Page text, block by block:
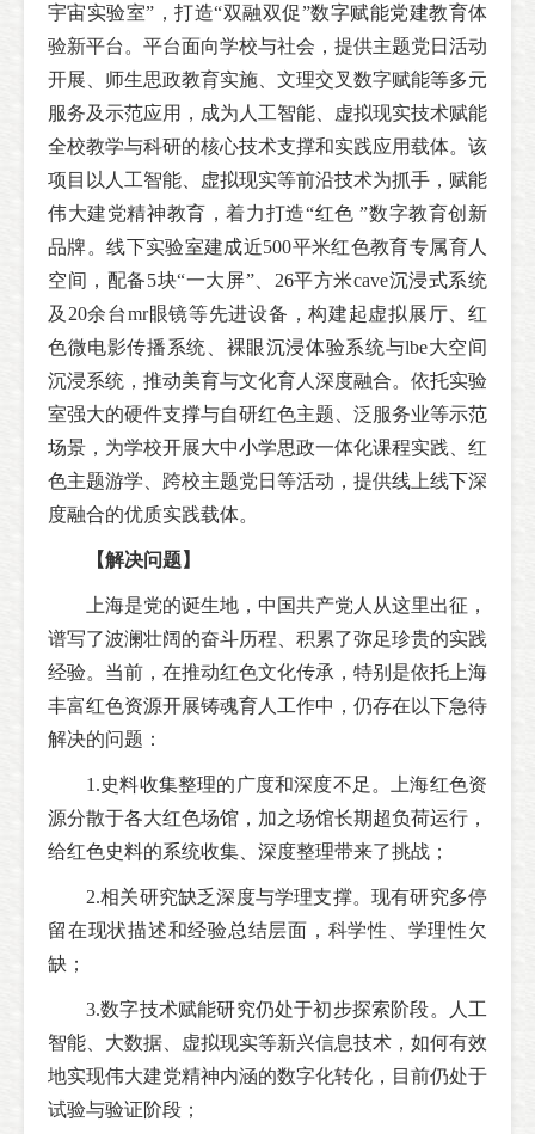
宇宙实验室”，打造“双融双促”数字赋能党建教育体
验新平台。平台面向学校与社会，提供主题党日活动
开展、师生思政教育实施、文理交叉数字赋能等多元
服务及示范应用，成为人工智能、虚拟现实技术赋能
全校教学与科研的核心技术支撑和实践应用载体。该
项目以人工智能、虚拟现实等前沿技术为抓手，赋能
伟大建党精神教育，着力打造“红色 ”数字教育创新
品牌。线下实验室建成近500平米红色教育专属育人
空间，配备5块“一大屏”、26平方米cave沉浸式系统
及20余台mr眼镜等先进设备，构建起虚拟展厅、红
色微电影传播系统、裸眼沉浸体验系统与lbe大空间
沉浸系统，推动美育与文化育人深度融合。依托实验
室强大的硬件支撑与自研红色主题、泛服务业等示范
场景，为学校开展大中小学思政一体化课程实践、红
色主题游学、跨校主题党日等活动，提供线上线下深
度融合的优质实践载体。
【解决问题】
上海是党的诞生地，中国共产党人从这里出征，
谱写了波澜壮阔的奋斗历程、积累了弥足珍贵的实践
经验。当前，在推动红色文化传承，特别是依托上海
丰富红色资源开展铸魂育人工作中，仍存在以下急待
解决的问题：
1.史料收集整理的广度和深度不足。上海红色资
源分散于各大红色场馆，加之场馆长期超负荷运行，
给红色史料的系统收集、深度整理带来了挑战；
2.相关研究缺乏深度与学理支撑。现有研究多停
留在现状描述和经验总结层面，科学性、学理性欠
缺；
3.数字技术赋能研究仍处于初步探索阶段。人工
智能、大数据、虚拟现实等新兴信息技术，如何有效
地实现伟大建党精神内涵的数字化转化，目前仍处于
试验与验证阶段；